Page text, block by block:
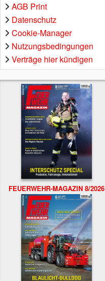
AGB Print
Datenschutz
Cookie-Manager
Nutzungsbedingungen
Verträge hier kündigen
FEUERWEHR-MAGAZIN 8/2026